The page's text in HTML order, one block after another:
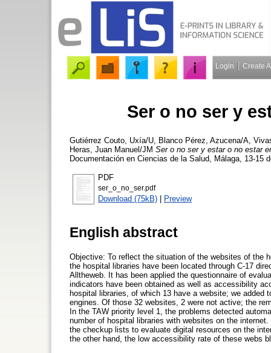
Login Create
Ser o no ser y
Gutiérrez Couto, Uxía/U Blanco Pérez, Azucena/A
Heras, Juan Manuel/JM Ser o no ser y estar o no estar
Documentación en Ciencias de la Salud, Málaga, 13-15
PDF
ser_o_no_ser.pdf
Download (75kB) | Preview
English abstract
Objective: To reflect the situation of the websites of the
the hospital libraries have been located through C-17
Alltheweb. It has been applied the questionnaire of
indicators have been obtained as well as accessibility
hospital libraries, of which 13 have a website; we added
engines. Of those 32 websites, 2 were not active; the
In the TAW priority level 1, the problems detected
number of hospital libraries with websites on the
the checkup lists to evaluate digital resources on the
the other hand, the low accessibility rate of these webs